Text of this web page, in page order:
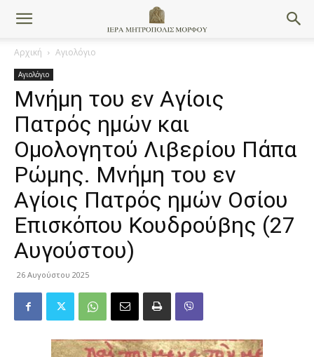
Αρχική Αγιολόγιο
Αγιολόγιο
Mνήμη του εν Aγίοις
Πατρός ημών και
Oμολογητού Λιβερίου Πάπα
Pώμης. Μνήμη του εν
Aγίοις Πατρός ημών Oσίου
Eπισκόπου Kουδρούβης (27
Αυγούστου)
26 Αυγούστου 2025